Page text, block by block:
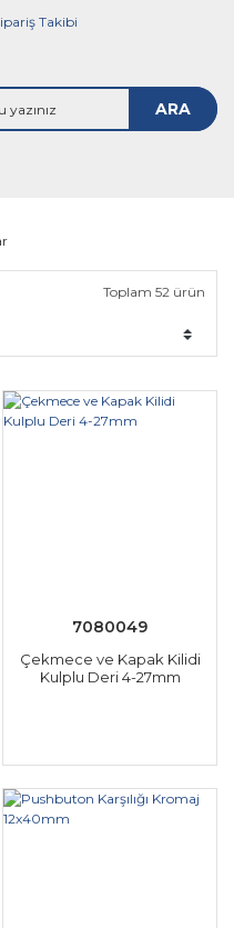
Takibi
ARA
Toplam 52 ürün
7080049
Çekmece ve Kapak Kilidi
Kulplu Deri 4-27mm